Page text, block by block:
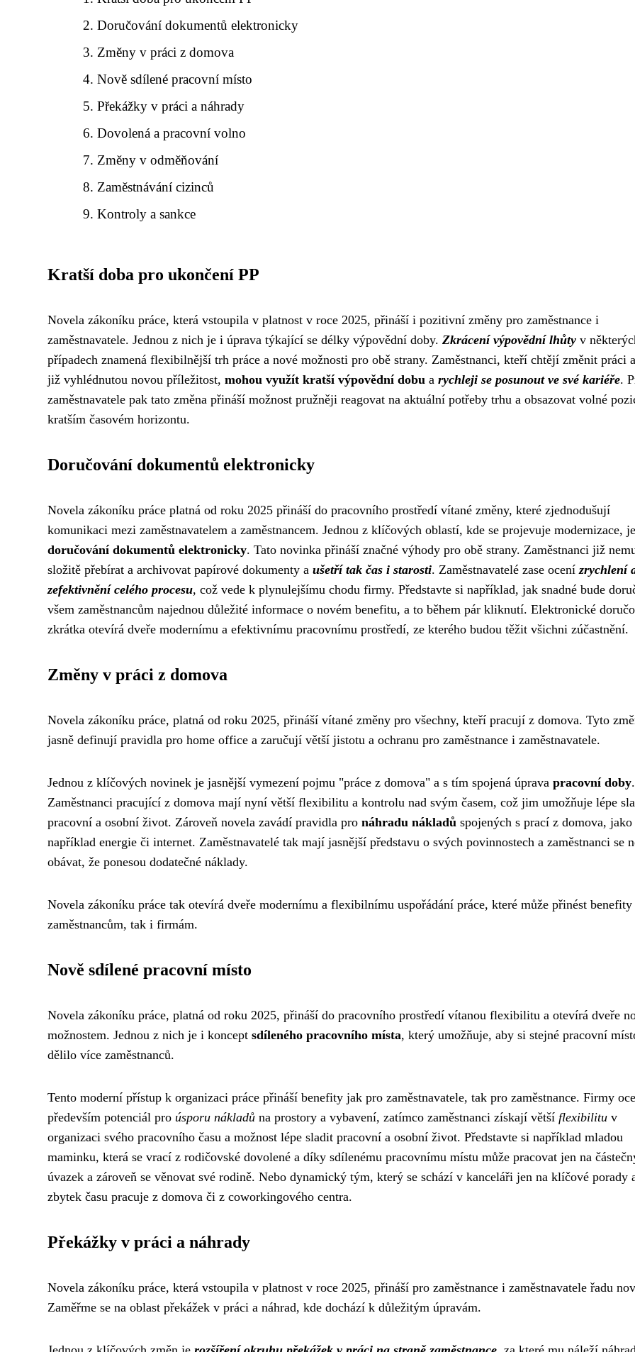
Doručování dokumentů elektronicky
Změny v práci z domova
Nově sdílené pracovní místo
Překážky v práci a náhrady
Dovolená a pracovní volno
Změny v odměňování
Zaměstnávání cizinců
Kontroly a sankce
Kratší doba pro ukončení PP
Novela zákoníku práce, která vstoupila v platnost v roce 2025, přináší i pozitivní změny pro zaměstnance i
zaměstnavatele. Jednou z nich je i úprava týkající se délky výpovědní doby. Zkrácení výpovědní lhůty v
případech znamená flexibilnější trh práce a nové možnosti pro obě strany. Zaměstnanci, kteří chtějí změnit práci
již vyhlédnutou novou příležitost, mohou využít kratší výpovědní dobu a rychleji se posunout ve své kariéře.
zaměstnavatele pak tato změna přináší možnost pružněji reagovat na aktuální potřeby trhu a obsazovat volné
kratším časovém horizontu.
Doručování dokumentů elektronicky
Novela zákoníku práce platná od roku 2025 přináší do pracovního prostředí vítané změny, které zjednodušují
komunikaci mezi zaměstnavatelem a zaměstnancem. Jednou z klíčových oblastí, kde se projevuje modernizace, je
doručování dokumentů elektronicky. Tato novinka přináší značné výhody pro obě strany. Zaměstnanci již
složitě přebírat a archivovat papírové dokumenty a ušetří tak čas i starosti. Zaměstnavatelé zase ocenízrychlení
zefektivnění celého procesu, což vede k plynulejšímu chodu firmy. Představte si například, jak snadné bude
všem zaměstnancům najednou důležité informace o novém benefitu, a to během pár kliknutí. Elektronické
zkrátka otevírá dveře modernímu a efektivnímu pracovnímu prostředí, ze kterého budou těžit všichni zúčastnění.
Změny v práci z domova
Novela zákoníku práce, platná od roku 2025, přináší vítané změny pro všechny, kteří pracují z domova. Tyto
jasně definují pravidla pro home office a zaručují větší jistotu a ochranu pro zaměstnance i zaměstnavatele.
Jednou z klíčových novinek je jasnější vymezení pojmu "práce z domova" a s tím spojená úprava pracovní doby.
Zaměstnanci pracující z domova mají nyní větší flexibilitu a kontrolu nad svým časem, což jim umožňuje lépe
pracovní a osobní život. Zároveň novela zavádí pravidla pro náhradu nákladů spojených s prací z domova,
například energie či internet. Zaměstnavatelé tak mají jasnější představu o svých povinnostech a zaměstnanci se
obávat, že ponesou dodatečné náklady.
Novela zákoníku práce tak otevírá dveře modernímu a flexibilnímu uspořádání práce, které může přinést
zaměstnancům, tak i firmám.
Nově sdílené pracovní místo
Novela zákoníku práce, platná od roku 2025, přináší do pracovního prostředí vítanou flexibilitu a otevírá dveře
možnostem. Jednou z nich je i koncept sdíleného pracovního místa, který umožňuje, aby si stejné pracovní
dělilo více zaměstnanců.
Tento moderní přístup k organizaci práce přináší benefity jak pro zaměstnavatele, tak pro zaměstnance. Firmy
především potenciál pro úsporu nákladů na prostory a vybavení, zatímco zaměstnanci získají větší flexibilitu v
organizaci svého pracovního času a možnost lépe sladit pracovní a osobní život. Představte si například mladou
maminku, která se vrací z rodičovské dovolené a díky sdílenému pracovnímu místu může pracovat jen na
úvazek a zároveň se věnovat své rodině. Nebo dynamický tým, který se schází v kanceláři jen na klíčové porady
zbytek času pracuje z domova či z coworkingového centra.
Překážky v práci a náhrady
Novela zákoníku práce, která vstoupila v platnost v roce 2025, přináší pro zaměstnance i zaměstnavatele řadu
Zaměřme se na oblast překážek v práci a náhrad, kde dochází k důležitým úpravám.